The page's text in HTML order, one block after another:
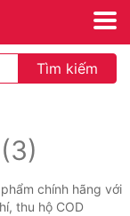
Tìm kiếm
(3)
chính hãng với
thu hộ COD